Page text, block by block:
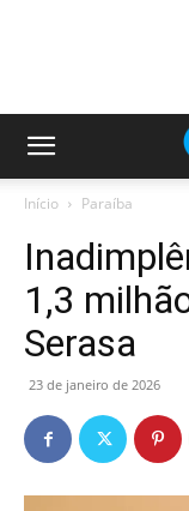
Início Paraíba
1,3
Serasa
23 de janeiro de 2026